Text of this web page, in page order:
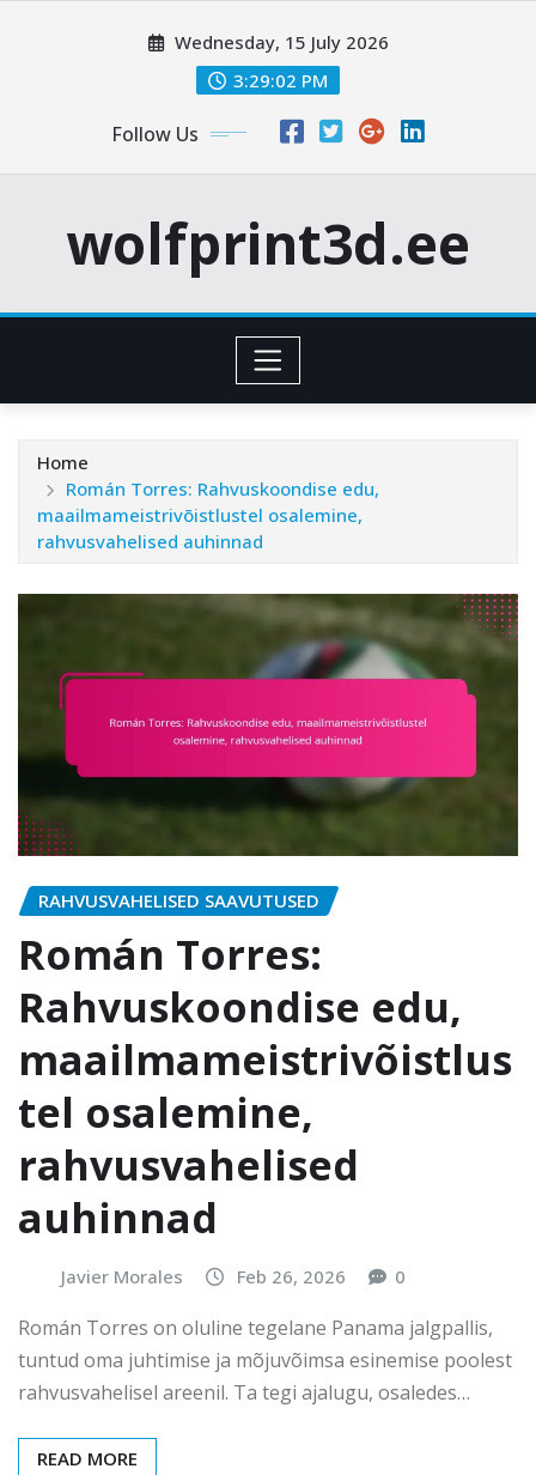
Wednesday, 15 July 2026
3:29:03 PM
Follow Us
wolfprint3d.ee
Home
Román Torres: Rahvuskoondise edu,
maailmameistrivõistlustel osalemine,
rahvusvahelised auhinnad
RAHVUSVAHELISED SAAVUTUSED
Román Torres:
Rahvuskoondise edu,
maailmameistrivõistlus
tel osalemine,
rahvusvahelised
auhinnad
Javier Morales Feb 26, 2026 0
Román Torres on oluline tegelane Panama jalgpallis,
tuntud oma juhtimise ja mõjuvõimsa esinemise poolest
rahvusvahelisel areenil. Ta tegi ajalugu, osaledes…
READ MORE